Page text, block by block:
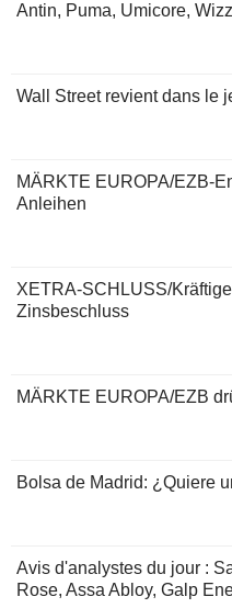
Antin, Puma, Umicore,
Wall Street revient dans le
MÄRKTE EUROPA/EZB-
Anleihen
XETRA-SCHLUSS/
Zinsbeschluss
MÄRKTE EUROPA/EZB
Bolsa de Madrid: ¿Quiere
Avis d'analystes du jour :
Rose, Assa Abloy, Galp